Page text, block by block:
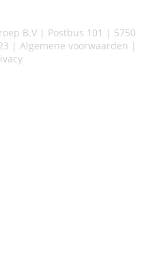
B.V | Postbus 101 | 5750
| Algemene voorwaarden |